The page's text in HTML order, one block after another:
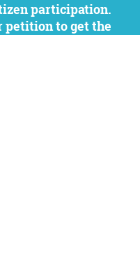
petition to get the